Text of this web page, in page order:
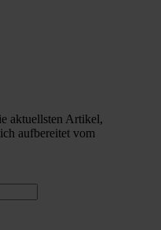
aktuellsten Artikel,
aufbereitet vom